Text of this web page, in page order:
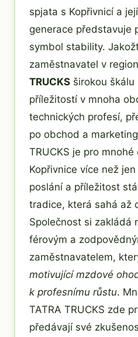
spjata s Kopřivnicí a
generace představuje
symbol stability.
zaměstnavatel v
TRUCKS širokou škálu
příležitostí v mnoha
technických profesí,
po obchod a
TRUCKS je pro
Kopřivnice více než
poslání a příležitost
tradice, která sahá až
Společnost si zakládá
férovým a
zaměstnavatelem,
motivující mzdové
k profesnímu růstu.
TATRA TRUCKS zde
předávají své